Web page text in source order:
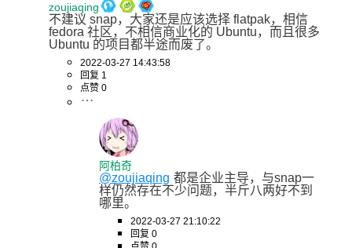
zoujiaqing
不建议 snap，大家还是应该选择 flatpak，相信
fedora 社区，不相信商业化的 Ubuntu，而且很多
Ubuntu 的项目都半途而废了。
2022-03-27 14:43:58
回复 1
点赞 0
阿柏奇
@zoujiaqing 都是企业主导，与snap一
样仍然存在不少问题，半斤八两好不到
哪里。
2022-03-27 21:10:22
回复 0